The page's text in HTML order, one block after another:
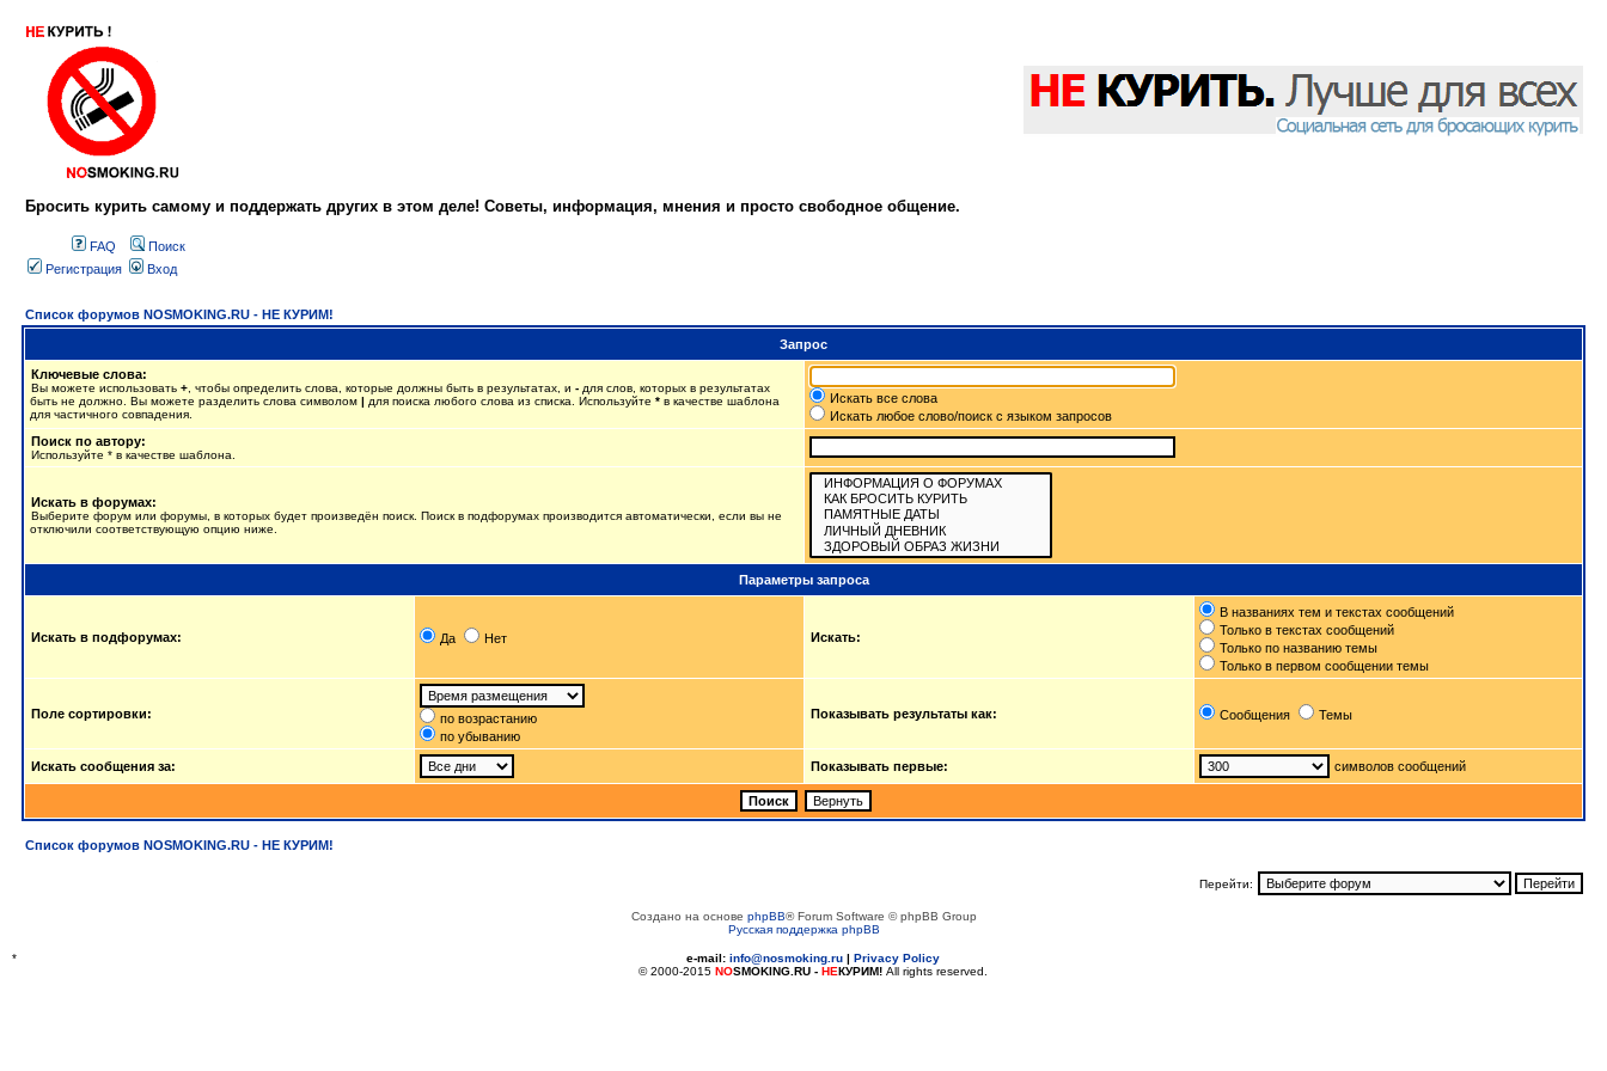
Бросить курить самому и поддержать других в этом деле! Советы, информация, мнения и просто свободное общение.
FAQ
Поиск
Регистрация
Вход
Список форумов NOSMOKING.RU - НЕ КУРИМ!
Запрос
Ключевые слова:
Вы можете использовать + , чтобы определить слова, которые должны быть в результатах, и - для слов, которых в результатах
быть не должно. Вы можете разделить слова символом | для поиска любого слова из списка. Используйте * в качестве шаблона
для частичного совпадения.
Искать все слова
Искать любое слово/поиск с языком запросов
Поиск по автору:
Используйте * в качестве шаблона.
Искать в форумах:
Выберите форум или форумы, в которых будет произведён поиск. Поиск в подфорумах производится автоматически, если вы не
отключили соответствующую опцию ниже.
Параметры запроса
Искать в подфорумах: Да Нет Искать:
В названиях тем и текстах сообщений
Только в текстах сообщений
Только по названию темы
Только в первом сообщении темы
Поле сортировки:
по возрастанию
по убыванию
Показывать результаты как: Сообщения Темы
Искать сообщения за: Показывать первые: символов сообщений
Список форумов NOSMOKING.RU - НЕ КУРИМ!
Перейти:
Создано на основе phpBB® Forum Software © phpBB Group
Русская поддержка phpBB
* e-mail: info@nosmoking.ru | Privacy Policy
© 2000-2015 NOSMOKING.RU - НЕКУРИМ! All rights reserved.